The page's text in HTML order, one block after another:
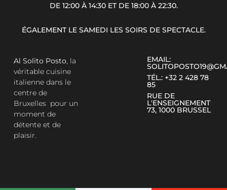
DE 12:00 À 14:30 ET DE 18:00 À 22:30.
ÉGALEMENT LE SAMEDI LES SOIRS DE SPECTACLE.
Al Solito Posto, la
véritable cuisine
italienne dans le
centre de
Bruxelles pour un
moment de
détente et de
plaisir.
EMAIL:
TÉL.: +32 2 428 78
85
RUE DE
L'ENSEIGNEMENT
73, 1000 BRUSSEL